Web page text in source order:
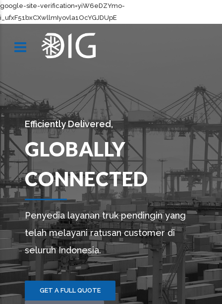
google-site-verification=yiW6eDZYmo-
i_ufxF51bxCXwllmIyovla1OcYGJDUpE
Efficiently Delivered,
GLOBALLY
CONNECTED
Penyedia layanan truk pendingin yang
telah melayani ratusan customer di
seluruh Indonesia.
GET A FULL QUOTE